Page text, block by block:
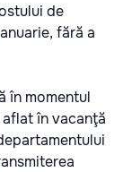
de
fără a
în momentul
în vacanţă